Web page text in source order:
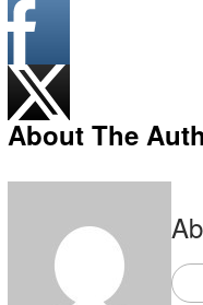
About The